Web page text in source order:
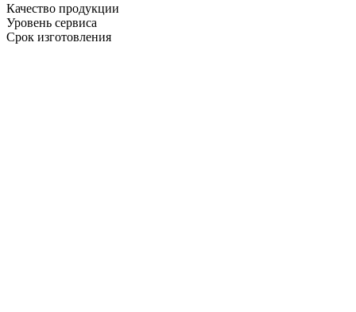
Качество продукции
Уровень сервиса
Срок изготовления